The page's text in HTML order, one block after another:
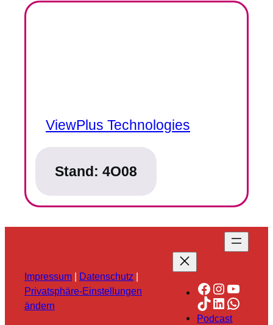
ViewPlus Technologies
Stand: 4O08
Impressum | Datenschutz |
Privatsphäre-Einstellungen
ändern
Facebook
TikTok
LinkedIn
Podcast